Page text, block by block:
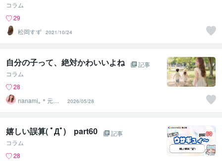
コラム
29
松岡すず 2021/10/24
自分の子って、絶対かわいいよね
記事
コラム
28
nanami｡＊元美
2026/05/28
嬉しい誤算( ﾟДﾟ) part60
記事
コラム
28